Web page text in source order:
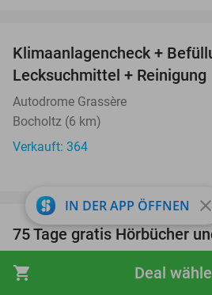
shopping_cart Deal
Klimaanlagencheck +
Lecksuchmittel + Reinigung
Autodrome Grassère
Bocholtz (6 km)
Verkauft: 364
75 Tage gratis Hörbücher
Stockholm
IN DER APP ÖFFNEN close